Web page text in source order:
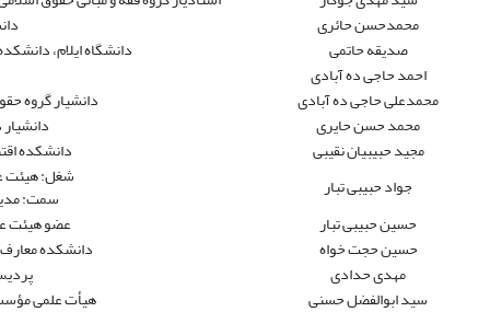
محمدحسن حائری
صدیقه حاتمی
دانشگاه ایلام،
احمد حاجی ده آبادی
محمدعلی حاجی ده آبادی
دانشیار گروه
محمد حسن حایری
مجید حبیبیان نقیبی
دانشکده
جواد حبیبی تبار
شغل: هیئت
سمت:
حسین حبیبی تبار
عضو هیئت
حسین حجت خواه
دانشکده
مهدی حدادی
سید ابوالفضل حسنی
هیأت علمی